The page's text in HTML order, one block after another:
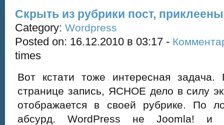
Скрыть из рубрики пост,
Category: Wordpress
Posted on: 16.12.2010 в 03:17 -
times
Вот кстати тоже интересная задача.
странице запись, ЯСНОЕ дело в силу
отображается в своей рубрике. По
абсурд. WordPress не Joomla! и